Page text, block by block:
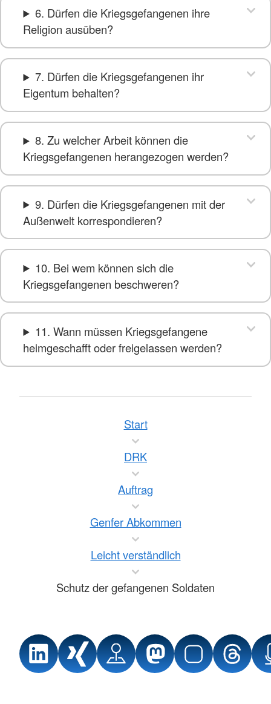
6. Dürfen die Kriegsgefangenen ihre
Religion ausüben?
7. Dürfen die Kriegsgefangenen ihr
Eigentum behalten?
8. Zu welcher Arbeit können die
Kriegsgefangenen herangezogen werden?
9. Dürfen die Kriegsgefangenen mit der
Außenwelt korrespondieren?
10. Bei wem können sich die
Kriegsgefangenen beschweren?
11. Wann müssen Kriegsgefangene
heimgeschafft oder freigelassen werden?
Start
DRK
Auftrag
Genfer Abkommen
Leicht verständlich
Schutz der gefangenen Soldaten